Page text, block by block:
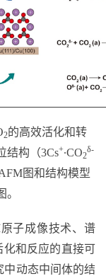
2的高效活化和转
结构（3Cs+∙CO2
δ-
图和结构模型
原子成像技术、谱
化和反应的直接可
中动态中间体的结